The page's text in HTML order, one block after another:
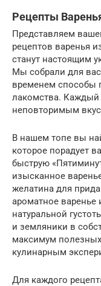
Рецепты
Представляем
рецептов варенья
станут настоящим
Мы собрали для
временем способы
лакомства. Каждый
неповторимым
В нашем топе вы
которое порадует
быструю
изысканное
желатина для
ароматное
натуральной
и земляники в
максимум полезных
кулинарным
Для каждого